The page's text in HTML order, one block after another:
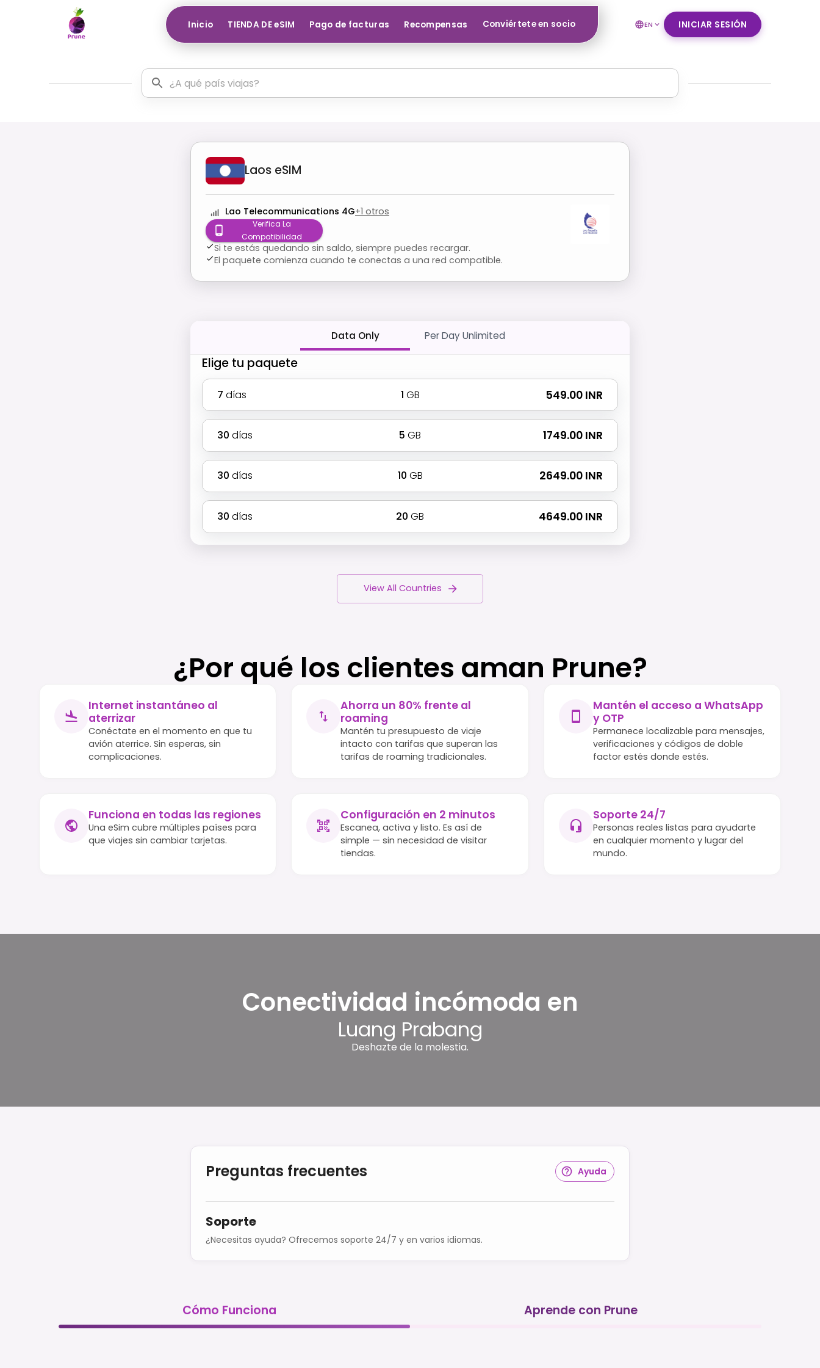
Inicio TIENDA DE eSIM Pago de facturas Recompensas Conviértete en socio EN INICIAR SESIÓN
Laos eSIM
Lao Telecommunications 4G+1 otros
Verifica La
Compatibilidad
Si te estás quedando sin saldo, siempre puedes recargar.
El paquete comienza cuando te conectas a una red compatible.
Data Only Per Day Unlimited
Elige tu paquete
7 días 1 GB ₹ 549.00 INR
30 días 5 GB ₹ 1749.00 INR
30 días 10 GB ₹ 2649.00 INR
30 días 20 GB ₹ 4649.00 INR
View All Countries
¿Por qué los clientes aman Prune?
Internet instantáneo al
aterrizar
Conéctate en el momento en que tu
avión aterrice. Sin esperas, sin
complicaciones.
Ahorra un 80% frente al
roaming
Mantén tu presupuesto de viaje
intacto con tarifas que superan las
tarifas de roaming tradicionales.
Mantén el acceso a WhatsApp
y OTP
Permanece localizable para mensajes,
verificaciones y códigos de doble
factor estés donde estés.
Funciona en todas las regiones
Una eSim cubre múltiples países para
que viajes sin cambiar tarjetas.
Configuración en 2 minutos
Escanea, activa y listo. Es así de
simple — sin necesidad de visitar
tiendas.
Soporte 24/7
Personas reales listas para ayudarte
en cualquier momento y lugar del
mundo.
Conectividad incómoda en
Luang Prabang
Deshazte de la molestia.
Preguntas frecuentes Ayuda
Soporte
¿Necesitas ayuda? Ofrecemos soporte 24/7 y en varios idiomas.
Cómo Funciona Aprende con Prune